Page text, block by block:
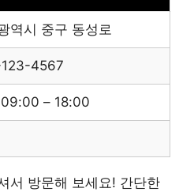
역시 중구 동성로
4567
– 18:00
서 방문해 보세요! 간단한